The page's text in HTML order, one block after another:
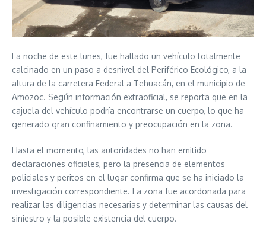
La noche de este lunes, fue hallado un vehículo totalmente
calcinado en un paso a desnivel del Periférico Ecológico, a la
altura de la carretera Federal a Tehuacán, en el municipio de
Amozoc. Según información extraoficial, se reporta que en la
cajuela del vehículo podría encontrarse un cuerpo, lo que ha
generado gran confinamiento y preocupación en la zona.
Hasta el momento, las autoridades no han emitido
declaraciones oficiales, pero la presencia de elementos
policiales y peritos en el lugar confirma que se ha iniciado la
investigación correspondiente. La zona fue acordonada para
realizar las diligencias necesarias y determinar las causas del
siniestro y la posible existencia del cuerpo.